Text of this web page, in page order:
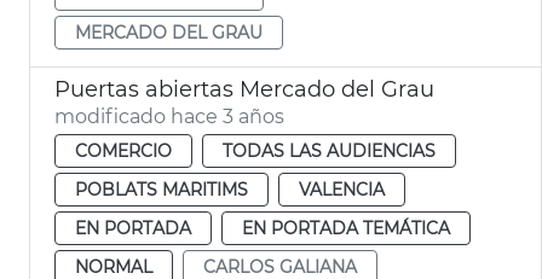
MERCADO DEL GRAU
Puertas abiertas Mercado del Grau
modificado hace 3 años
COMERCIO
TODAS LAS AUDIENCIAS
POBLATS MARITIMS
VALENCIA
EN PORTADA
EN PORTADA TEMÁTICA
NORMAL
CARLOS GALIANA